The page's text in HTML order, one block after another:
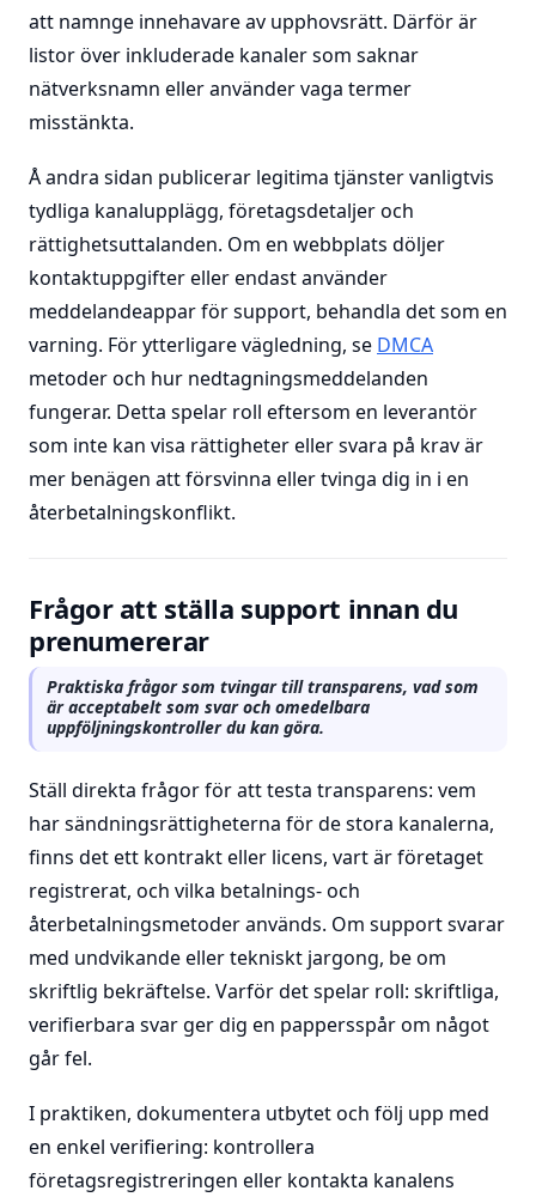
att namnge innehavare av upphovsrätt. Därför är
listor över inkluderade kanaler som saknar
nätverksnamn eller använder vaga termer
misstänkta.
Å andra sidan publicerar legitima tjänster vanligtvis
tydliga kanalupplägg, företagsdetaljer och
rättighetsuttalanden. Om en webbplats döljer
kontaktuppgifter eller endast använder
meddelandeappar för support, behandla det som en
varning. För ytterligare vägledning, se DMCA
metoder och hur nedtagningsmeddelanden
fungerar. Detta spelar roll eftersom en leverantör
som inte kan visa rättigheter eller svara på krav är
mer benägen att försvinna eller tvinga dig in i en
återbetalningskonflikt.
Frågor att ställa support innan du
prenumererar
Praktiska frågor som tvingar till transparens, vad som
är acceptabelt som svar och omedelbara
uppföljningskontroller du kan göra.
Ställ direkta frågor för att testa transparens: vem
har sändningsrättigheterna för de stora kanalerna,
finns det ett kontrakt eller licens, vart är företaget
registrerat, och vilka betalnings- och
återbetalningsmetoder används. Om support svarar
med undvikande eller tekniskt jargong, be om
skriftlig bekräftelse. Varför det spelar roll: skriftliga,
verifierbara svar ger dig en pappersspår om något
går fel.
I praktiken, dokumentera utbytet och följ upp med
en enkel verifiering: kontrollera
företagsregistreringen eller kontakta kanalens